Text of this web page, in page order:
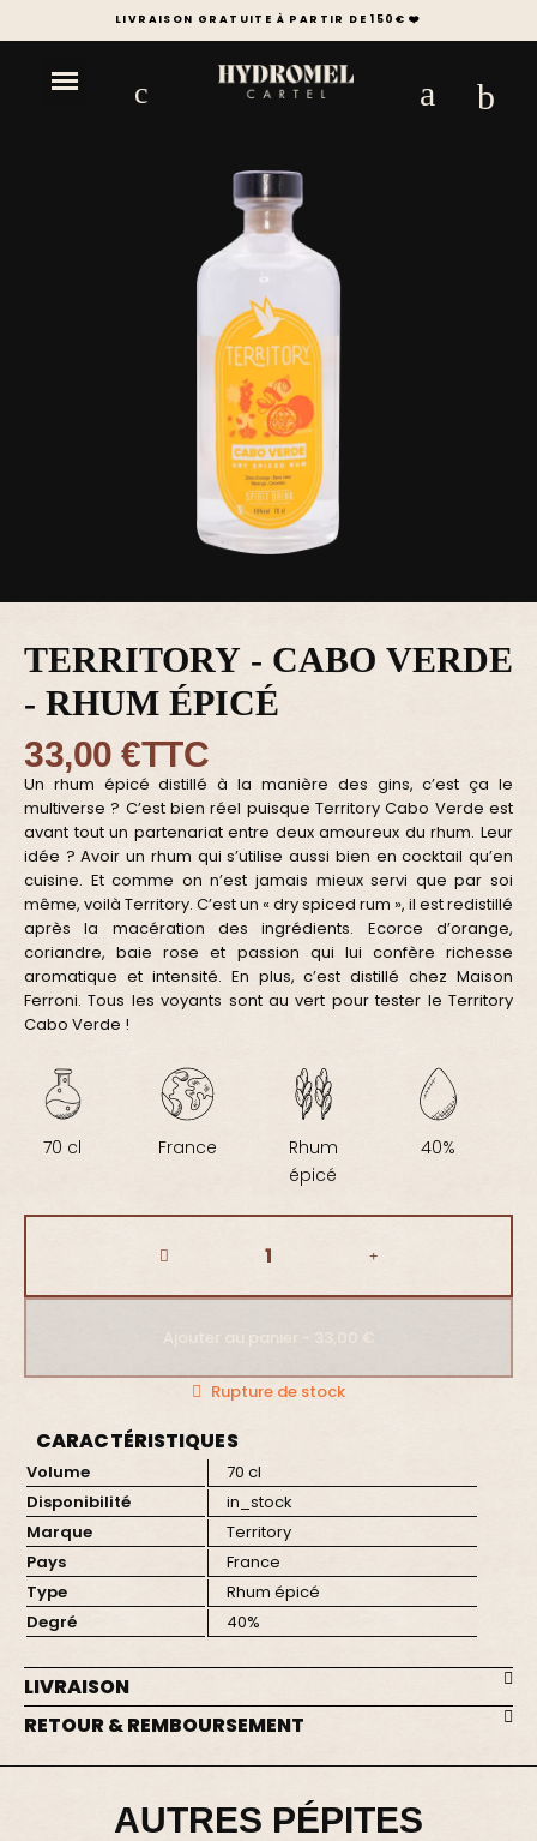
LIVRAISON GRATUITE À PARTIR DE 150€ ❤️
TERRITORY - CABO VERDE
- RHUM ÉPICÉ
33,00 €TTC
Un rhum épicé distillé à la manière des gins, c’est ça le
multiverse ? C’est bien réel puisque Territory Cabo Verde est
avant tout un partenariat entre deux amoureux du rhum. Leur
idée ? Avoir un rhum qui s’utilise aussi bien en cocktail qu’en
cuisine. Et comme on n’est jamais mieux servi que par soi
même, voilà Territory. C’est un « dry spiced rum », il est redistillé
après la macération des ingrédients. Ecorce d’orange,
coriandre, baie rose et passion qui lui confère richesse
aromatique et intensité. En plus, c’est distillé chez Maison
Ferroni. Tous les voyants sont au vert pour tester le Territory
Cabo Verde !
70 cl France
Rhum
épicé
40%
Ajouter au panier - 33,00 €
Rupture de stock
CARACTÉRISTIQUES
Volume
70 cl
Disponibilité
in_stock
Marque
Territory
Pays
France
Type
Rhum épicé
Degré
40%
LIVRAISON
RETOUR & REMBOURSEMENT
AUTRES PÉPITES